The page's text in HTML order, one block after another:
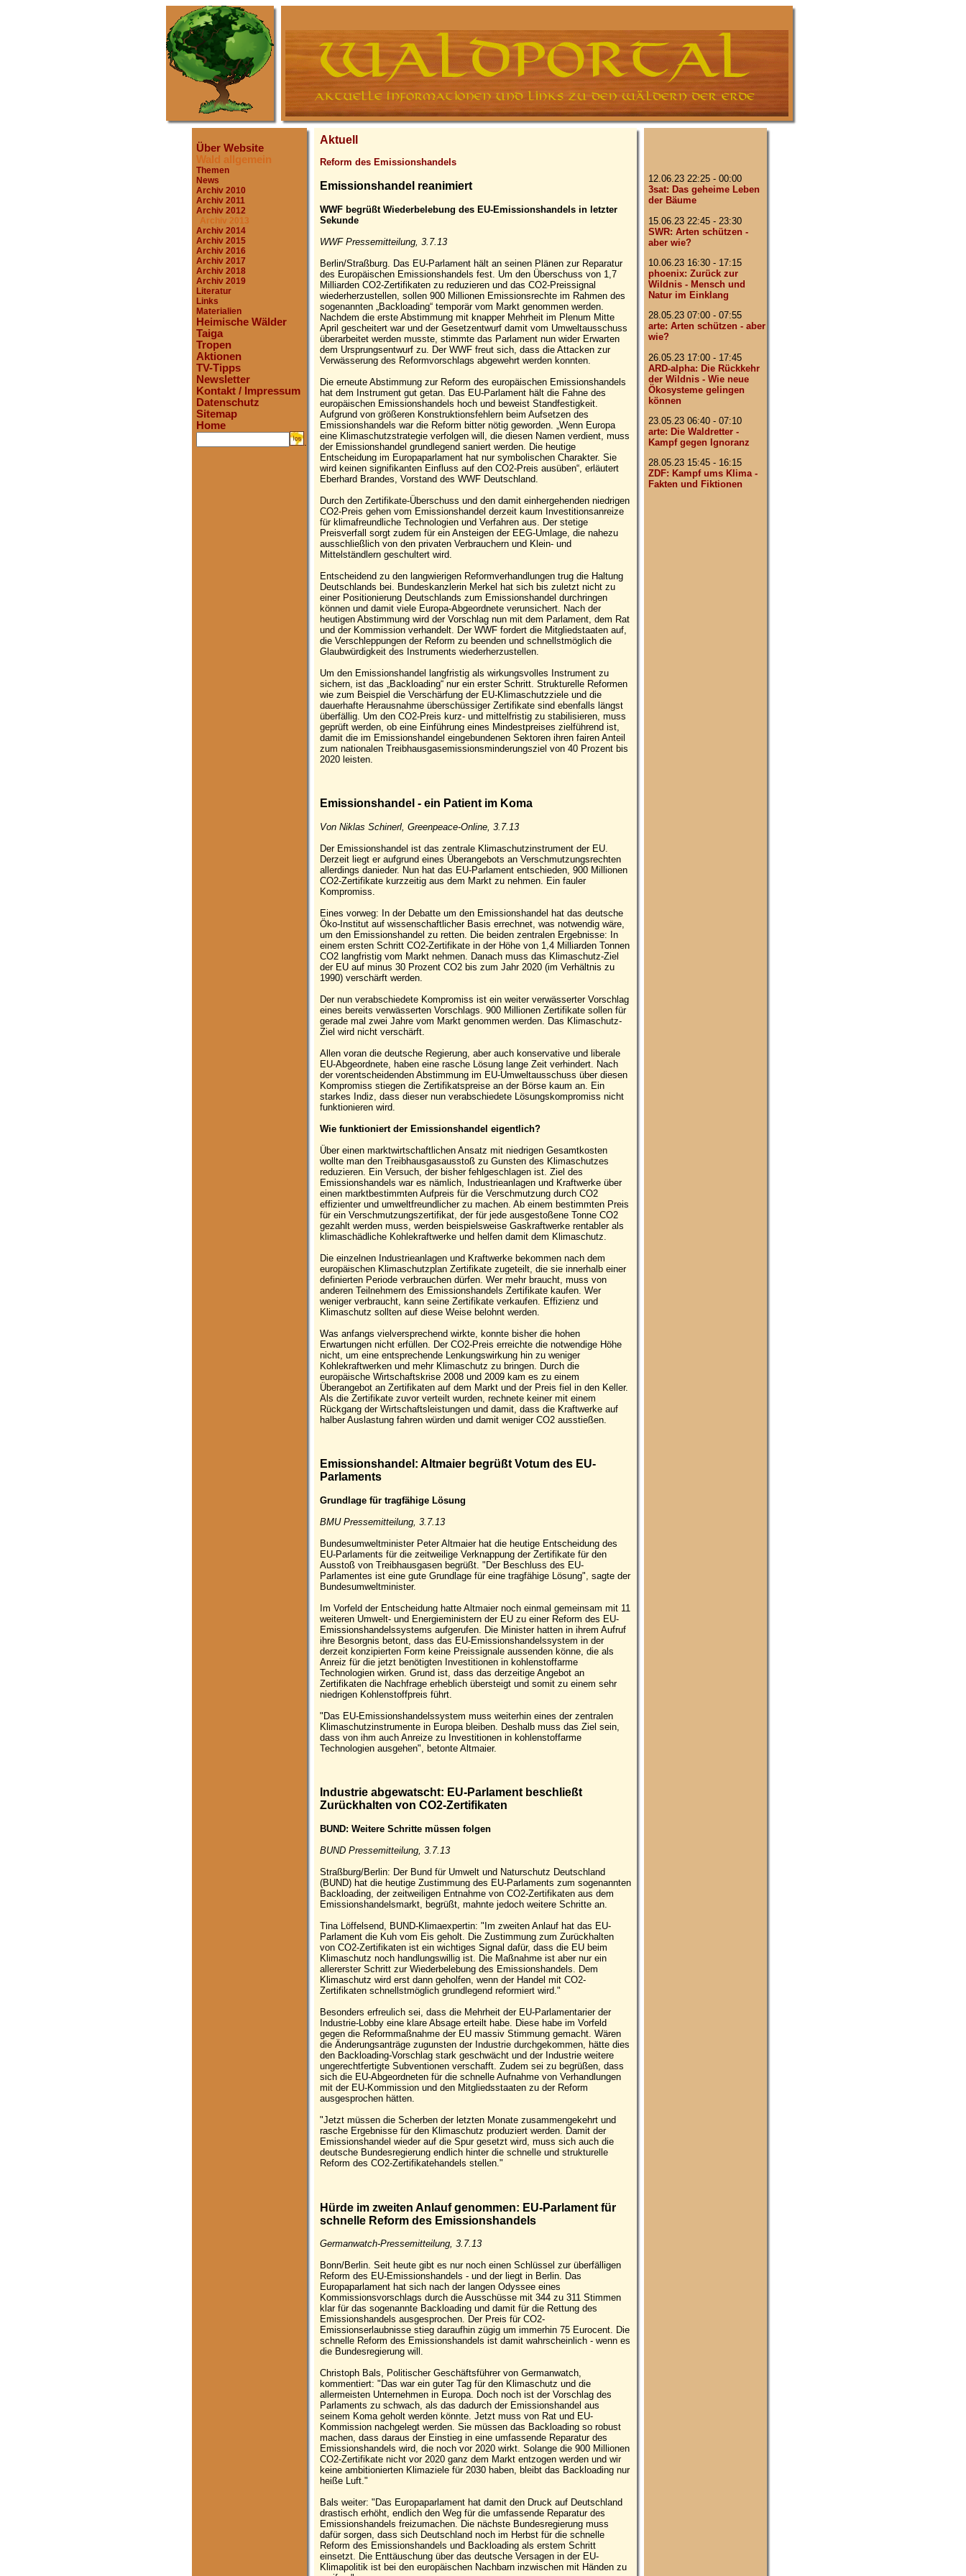
Über Website
Wald allgemein
Themen
News
Archiv 2010
Archiv 2011
Archiv 2012
Archiv 2013
Archiv 2014
Archiv 2015
Archiv 2016
Archiv 2017
Archiv 2018
Archiv 2019
Literatur
Links
Materialien
Heimische Wälder
Taiga
Tropen
Aktionen
TV-Tipps
Newsletter
Kontakt / Impressum
Datenschutz
Sitemap
Home
.
Aktuell
Reform des Emissionshandels
Emissionshandel reanimiert
WWF begrüßt Wiederbelebung des EU-Emissionshandels in letzter
Sekunde
WWF Pressemitteilung, 3.7.13
Berlin/Straßburg. Das EU-Parlament hält an seinen Plänen zur Reparatur
des Europäischen Emissionshandels fest. Um den Überschuss von 1,7
Milliarden CO2-Zertifikaten zu reduzieren und das CO2-Preissignal
wiederherzustellen, sollen 900 Millionen Emissionsrechte im Rahmen des
sogenannten „Backloading“ temporär vom Markt genommen werden.
Nachdem die erste Abstimmung mit knapper Mehrheit im Plenum Mitte
April gescheitert war und der Gesetzentwurf damit vom Umweltausschuss
überarbeitet werden musste, stimmte das Parlament nun wider Erwarten
dem Ursprungsentwurf zu. Der WWF freut sich, dass die Attacken zur
Verwässerung des Reformvorschlags abgewehrt werden konnten.
Die erneute Abstimmung zur Reform des europäischen Emissionshandels
hat dem Instrument gut getan. Das EU-Parlament hält die Fahne des
europäischen Emissionshandels hoch und beweist Standfestigkeit.
Aufgrund von größeren Konstruktionsfehlern beim Aufsetzen des
Emissionshandels war die Reform bitter nötig geworden. „Wenn Europa
eine Klimaschutzstrategie verfolgen will, die diesen Namen verdient, muss
der Emissionshandel grundlegend saniert werden. Die heutige
Entscheidung im Europaparlament hat nur symbolischen Charakter. Sie
wird keinen signifikanten Einfluss auf den CO2-Preis ausüben“, erläutert
Eberhard Brandes, Vorstand des WWF Deutschland.
Durch den Zertifikate-Überschuss und den damit einhergehenden niedrigen
CO2-Preis gehen vom Emissionshandel derzeit kaum Investitionsanreize
für klimafreundliche Technologien und Verfahren aus. Der stetige
Preisverfall sorgt zudem für ein Ansteigen der EEG-Umlage, die nahezu
ausschließlich von den privaten Verbrauchern und Klein- und
Mittelständlern geschultert wird.
Entscheidend zu den langwierigen Reformverhandlungen trug die Haltung
Deutschlands bei. Bundeskanzlerin Merkel hat sich bis zuletzt nicht zu
einer Positionierung Deutschlands zum Emissionshandel durchringen
können und damit viele Europa-Abgeordnete verunsichert. Nach der
heutigen Abstimmung wird der Vorschlag nun mit dem Parlament, dem Rat
und der Kommission verhandelt. Der WWF fordert die Mitgliedstaaten auf,
die Verschleppungen der Reform zu beenden und schnellstmöglich die
Glaubwürdigkeit des Instruments wiederherzustellen.
Um den Emissionshandel langfristig als wirkungsvolles Instrument zu
sichern, ist das „Backloading“ nur ein erster Schritt. Strukturelle Reformen
wie zum Beispiel die Verschärfung der EU-Klimaschutzziele und die
dauerhafte Herausnahme überschüssiger Zertifikate sind ebenfalls längst
überfällig. Um den CO2-Preis kurz- und mittelfristig zu stabilisieren, muss
geprüft werden, ob eine Einführung eines Mindestpreises zielführend ist,
damit die im Emissionshandel eingebundenen Sektoren ihren fairen Anteil
zum nationalen Treibhausgasemissionsminderungsziel von 40 Prozent bis
2020 leisten.
Emissionshandel - ein Patient im Koma
Von Niklas Schinerl, Greenpeace-Online, 3.7.13
Der Emissionshandel ist das zentrale Klimaschutzinstrument der EU.
Derzeit liegt er aufgrund eines Überangebots an Verschmutzungsrechten
allerdings danieder. Nun hat das EU-Parlament entschieden, 900 Millionen
CO2-Zertifikate kurzzeitig aus dem Markt zu nehmen. Ein fauler
Kompromiss.
Eines vorweg: In der Debatte um den Emissionshandel hat das deutsche
Öko-Institut auf wissenschaftlicher Basis errechnet, was notwendig wäre,
um den Emissionshandel zu retten. Die beiden zentralen Ergebnisse: In
einem ersten Schritt CO2-Zertifikate in der Höhe von 1,4 Milliarden Tonnen
CO2 langfristig vom Markt nehmen. Danach muss das Klimaschutz-Ziel
der EU auf minus 30 Prozent CO2 bis zum Jahr 2020 (im Verhältnis zu
1990) verschärft werden.
Der nun verabschiedete Kompromiss ist ein weiter verwässerter Vorschlag
eines bereits verwässerten Vorschlags. 900 Millionen Zertifikate sollen für
gerade mal zwei Jahre vom Markt genommen werden. Das Klimaschutz-
Ziel wird nicht verschärft.
Allen voran die deutsche Regierung, aber auch konservative und liberale
EU-Abgeordnete, haben eine rasche Lösung lange Zeit verhindert. Nach
der vorentscheidenden Abstimmung im EU-Umweltausschuss über diesen
Kompromiss stiegen die Zertifikatspreise an der Börse kaum an. Ein
starkes Indiz, dass dieser nun verabschiedete Lösungskompromiss nicht
funktionieren wird.
Wie funktioniert der Emissionshandel eigentlich?
Über einen marktwirtschaftlichen Ansatz mit niedrigen Gesamtkosten
wollte man den Treibhausgasausstoß zu Gunsten des Klimaschutzes
reduzieren. Ein Versuch, der bisher fehlgeschlagen ist. Ziel des
Emissionshandels war es nämlich, Industrieanlagen und Kraftwerke über
einen marktbestimmten Aufpreis für die Verschmutzung durch CO2
effizienter und umweltfreundlicher zu machen. Ab einem bestimmten Preis
für ein Verschmutzungszertifikat, der für jede ausgestoßene Tonne CO2
gezahlt werden muss, werden beispielsweise Gaskraftwerke rentabler als
klimaschädliche Kohlekraftwerke und helfen damit dem Klimaschutz.
Die einzelnen Industrieanlagen und Kraftwerke bekommen nach dem
europäischen Klimaschutzplan Zertifikate zugeteilt, die sie innerhalb einer
definierten Periode verbrauchen dürfen. Wer mehr braucht, muss von
anderen Teilnehmern des Emissionshandels Zertifikate kaufen. Wer
weniger verbraucht, kann seine Zertifikate verkaufen. Effizienz und
Klimaschutz sollten auf diese Weise belohnt werden.
Was anfangs vielversprechend wirkte, konnte bisher die hohen
Erwartungen nicht erfüllen. Der CO2-Preis erreichte die notwendige Höhe
nicht, um eine entsprechende Lenkungswirkung hin zu weniger
Kohlekraftwerken und mehr Klimaschutz zu bringen. Durch die
europäische Wirtschaftskrise 2008 und 2009 kam es zu einem
Überangebot an Zertifikaten auf dem Markt und der Preis fiel in den Keller.
Als die Zertifikate zuvor verteilt wurden, rechnete keiner mit einem
Rückgang der Wirtschaftsleistungen und damit, dass die Kraftwerke auf
halber Auslastung fahren würden und damit weniger CO2 ausstießen.
Emissionshandel: Altmaier begrüßt Votum des EU-
Parlaments
Grundlage für tragfähige Lösung
BMU Pressemitteilung, 3.7.13
Bundesumweltminister Peter Altmaier hat die heutige Entscheidung des
EU-Parlaments für die zeitweilige Verknappung der Zertifikate für den
Ausstoß von Treibhausgasen begrüßt. "Der Beschluss des EU-
Parlamentes ist eine gute Grundlage für eine tragfähige Lösung", sagte der
Bundesumweltminister.
Im Vorfeld der Entscheidung hatte Altmaier noch einmal gemeinsam mit 11
weiteren Umwelt- und Energieministern der EU zu einer Reform des EU-
Emissionshandelssystems aufgerufen. Die Minister hatten in ihrem Aufruf
ihre Besorgnis betont, dass das EU-Emissionshandelssystem in der
derzeit konzipierten Form keine Preissignale aussenden könne, die als
Anreiz für die jetzt benötigten Investitionen in kohlenstoffarme
Technologien wirken. Grund ist, dass das derzeitige Angebot an
Zertifikaten die Nachfrage erheblich übersteigt und somit zu einem sehr
niedrigen Kohlenstoffpreis führt.
"Das EU-Emissionshandelssystem muss weiterhin eines der zentralen
Klimaschutzinstrumente in Europa bleiben. Deshalb muss das Ziel sein,
dass von ihm auch Anreize zu Investitionen in kohlenstoffarme
Technologien ausgehen", betonte Altmaier.
Industrie abgewatscht: EU-Parlament beschließt
Zurückhalten von CO2-Zertifikaten
BUND: Weitere Schritte müssen folgen
BUND Pressemitteilung, 3.7.13
Straßburg/Berlin: Der Bund für Umwelt und Naturschutz Deutschland
(BUND) hat die heutige Zustimmung des EU-Parlaments zum sogenannten
Backloading, der zeitweiligen Entnahme von CO2-Zertifikaten aus dem
Emissionshandelsmarkt, begrüßt, mahnte jedoch weitere Schritte an.
Tina Löffelsend, BUND-Klimaexpertin: "Im zweiten Anlauf hat das EU-
Parlament die Kuh vom Eis geholt. Die Zustimmung zum Zurückhalten
von CO2-Zertifikaten ist ein wichtiges Signal dafür, dass die EU beim
Klimaschutz noch handlungswillig ist. Die Maßnahme ist aber nur ein
allererster Schritt zur Wiederbelebung des Emissionshandels. Dem
Klimaschutz wird erst dann geholfen, wenn der Handel mit CO2-
Zertifikaten schnellstmöglich grundlegend reformiert wird."
Besonders erfreulich sei, dass die Mehrheit der EU-Parlamentarier der
Industrie-Lobby eine klare Absage erteilt habe. Diese habe im Vorfeld
gegen die Reformmaßnahme der EU massiv Stimmung gemacht. Wären
die Änderungsanträge zugunsten der Industrie durchgekommen, hätte dies
den Backloading-Vorschlag stark geschwächt und der Industrie weitere
ungerechtfertigte Subventionen verschafft. Zudem sei zu begrüßen, dass
sich die EU-Abgeordneten für die schnelle Aufnahme von Verhandlungen
mit der EU-Kommission und den Mitgliedsstaaten zu der Reform
ausgesprochen hätten.
"Jetzt müssen die Scherben der letzten Monate zusammengekehrt und
rasche Ergebnisse für den Klimaschutz produziert werden. Damit der
Emissionshandel wieder auf die Spur gesetzt wird, muss sich auch die
deutsche Bundesregierung endlich hinter die schnelle und strukturelle
Reform des CO2-Zertifikatehandels stellen."
Hürde im zweiten Anlauf genommen: EU-Parlament für
schnelle Reform des Emissionshandels
Germanwatch-Pressemitteilung, 3.7.13
Bonn/Berlin. Seit heute gibt es nur noch einen Schlüssel zur überfälligen
Reform des EU-Emissionshandels - und der liegt in Berlin. Das
Europaparlament hat sich nach der langen Odyssee eines
Kommissionsvorschlags durch die Ausschüsse mit 344 zu 311 Stimmen
klar für das sogenannte Backloading und damit für die Rettung des
Emissionshandels ausgesprochen. Der Preis für CO2-
Emissionserlaubnisse stieg daraufhin zügig um immerhin 75 Eurocent. Die
schnelle Reform des Emissionshandels ist damit wahrscheinlich - wenn es
die Bundesregierung will.
Christoph Bals, Politischer Geschäftsführer von Germanwatch,
kommentiert: "Das war ein guter Tag für den Klimaschutz und die
allermeisten Unternehmen in Europa. Doch noch ist der Vorschlag des
Parlaments zu schwach, als das dadurch der Emissionshandel aus
seinem Koma geholt werden könnte. Jetzt muss von Rat und EU-
Kommission nachgelegt werden. Sie müssen das Backloading so robust
machen, dass daraus der Einstieg in eine umfassende Reparatur des
Emissionshandels wird, die noch vor 2020 wirkt. Solange die 900 Millionen
CO2-Zertifikate nicht vor 2020 ganz dem Markt entzogen werden und wir
keine ambitionierten Klimaziele für 2030 haben, bleibt das Backloading nur
heiße Luft."
Bals weiter: "Das Europaparlament hat damit den Druck auf Deutschland
drastisch erhöht, endlich den Weg für die umfassende Reparatur des
Emissionshandels freizumachen. Die nächste Bundesregierung muss
dafür sorgen, dass sich Deutschland noch im Herbst für die schnelle
Reform des Emissionshandels und Backloading als erstem Schritt
einsetzt. Die Enttäuschung über das deutsche Versagen in der EU-
Klimapolitik ist bei den europäischen Nachbarn inzwischen mit Händen zu
12.06.23 22:25 - 00:00
3sat: Das geheime Leben
der Bäume
15.06.23 22:45 - 23:30
SWR: Arten schützen -
aber wie?
10.06.23 16:30 - 17:15
phoenix: Zurück zur
Wildnis - Mensch und
Natur im Einklang
28.05.23 07:00 - 07:55
arte: Arten schützen - aber
wie?
26.05.23 17:00 - 17:45
ARD-alpha: Die Rückkehr
der Wildnis - Wie neue
Ökosysteme gelingen
können
23.05.23 06:40 - 07:10
arte: Die Waldretter -
Kampf gegen Ignoranz
28.05.23 15:45 - 16:15
ZDF: Kampf ums Klima -
Fakten und Fiktionen